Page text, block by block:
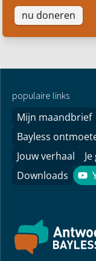
nu doneren
populaire links
Mijn maandbrief
Bayless
Jouw verhaal
Downloads